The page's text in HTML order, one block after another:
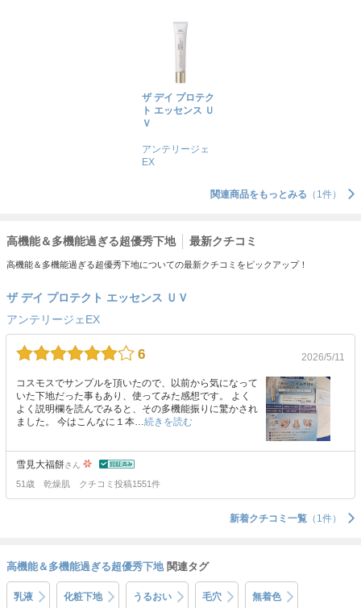
ザ デイ プロテク
ト エッセンス Ｕ
Ｖ
アンテリージェ
EX
関連商品をもっとみる （1件）
高機能＆多機能過ぎる超優秀下地 最新クチコミ
高機能＆多機能過ぎる超優秀下地についての最新クチコミをピックアップ！
ザ デイ プロテクト エッセンス ＵＶ
アンテリージェEX
6 2026/5/11
コスモスでサンプルを頂いたので、以前から気になって
いた下地だった事もあり、使ってみた感想です。 よく
よく説明欄を読んでみると、その多機能振りに驚かされ
ました。 今はこんなに１本…続きを読む
雪見大福餅さん
51歳 乾燥肌 クチコミ投稿1551件
新着クチコミ一覧 （1件）
高機能＆多機能過ぎる超優秀下地 関連タグ
乳液 化粧下地 うるおい 毛穴 無着色